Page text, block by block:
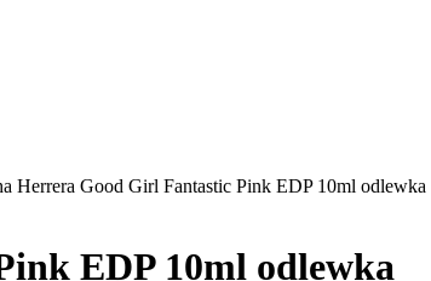
Herrera Good Girl Fantastic Pink EDP 10ml odlewka
EDP 10ml odlewka